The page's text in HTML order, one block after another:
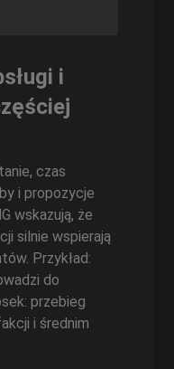
i
czas
i propozycje
wskazują, że
silnie wspierają
Przykład:
do
przebieg
i średnim